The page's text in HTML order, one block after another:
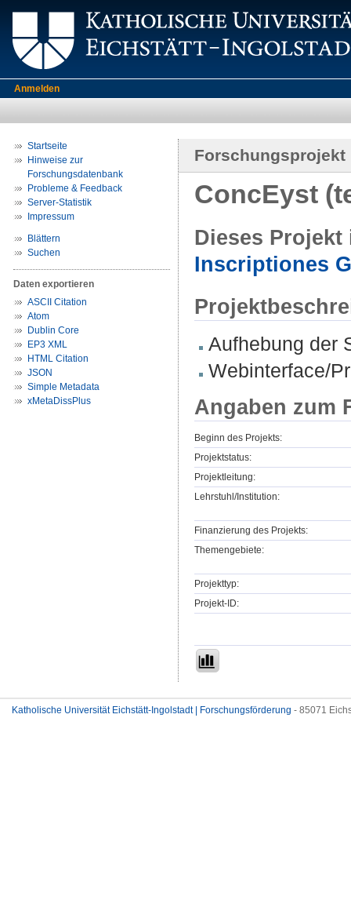
Anmelden
Startseite
Hinweise zur
Forschungsdatenbank
Probleme & Feedback
Server-Statistik
Impressum
Blättern
Suchen
Daten exportieren
ASCII Citation
Atom
Dublin Core
EP3 XML
HTML Citation
JSON
Simple Metadata
xMetaDissPlus
Forschungsprojekt
ConcEyst
Dieses
Inscriptiones
Aufhebung der
Webinterface/
Angaben zum
Beginn des Projekts:
Projektstatus:
Projektleitung:
Lehrstuhl/Institution:
Finanzierung des Projekts:
Themengebiete:
Projekttyp:
Projekt-ID:
Katholische Universität Eichstätt-Ingolstadt | Forschungsförderung - 85071